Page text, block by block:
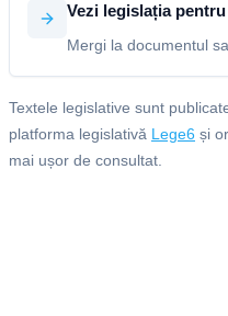
Vezi legislația
Mergi la documentul
Textele legislative sunt
platforma legislativă Lege6 și
mai ușor de consultat.